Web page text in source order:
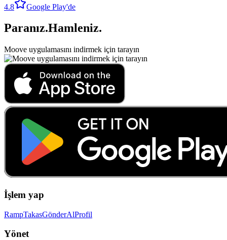
4.8 Google Play'de
Paranız.Hamleniz.
Moove uygulamasını indirmek için tarayın
İşlem yap
RampTakasGönderAlProfil
Yönet